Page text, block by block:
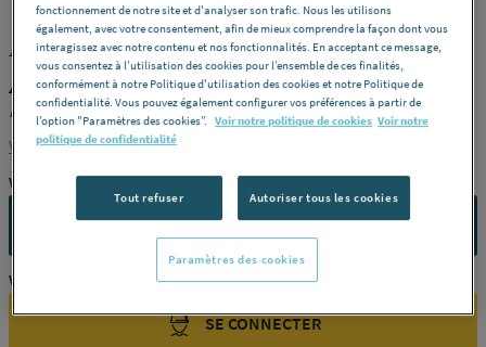
ACCESSOIRES - Passage de mur
ARTIPLASTIC 1410PM
Dimensions :140 x 90 mm -Type :8 -Référence :1410PM
Voir la description complète
Vous avez un projet ?
CONTACTEZ-NOUS
Vous êtes un professionnel ?
SE CONNECTER
fonctionnement de notre site et d'analyser son trafic. Nous les utilisons
également, avec votre consentement, afin de mieux comprendre la façon dont vous
interagissez avec notre contenu et nos fonctionnalités. En acceptant ce message,
vous consentez à l’utilisation des cookies pour l’ensemble de ces finalités,
conformément à notre Politique d'utilisation des cookies et notre Politique de
confidentialité. Vous pouvez également configurer vos préférences à partir de
l’option "Paramètres des cookies”.
Voir notre politique de cookies Voir notre
politique de confidentialité
Tout refuser Autoriser tous les cookies
Paramètres des cookies